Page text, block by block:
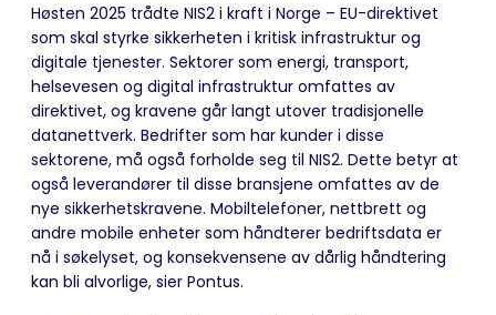
Høsten 2025 trådte NIS2 i kraft i Norge – EU-direktivet
som skal styrke sikkerheten i kritisk infrastruktur og
digitale tjenester. Sektorer som energi, transport,
helsevesen og digital infrastruktur omfattes av
direktivet, og kravene går langt utover tradisjonelle
datanettverk. Bedrifter som har kunder i disse
sektorene, må også forholde seg til NIS2. Dette betyr at
også leverandører til disse bransjene omfattes av de
nye sikkerhetskravene. Mobiltelefoner, nettbrett og
andre mobile enheter som håndterer bedriftsdata er
nå i søkelyset, og konsekvensene av dårlig håndtering
kan bli alvorlige, sier Pontus.